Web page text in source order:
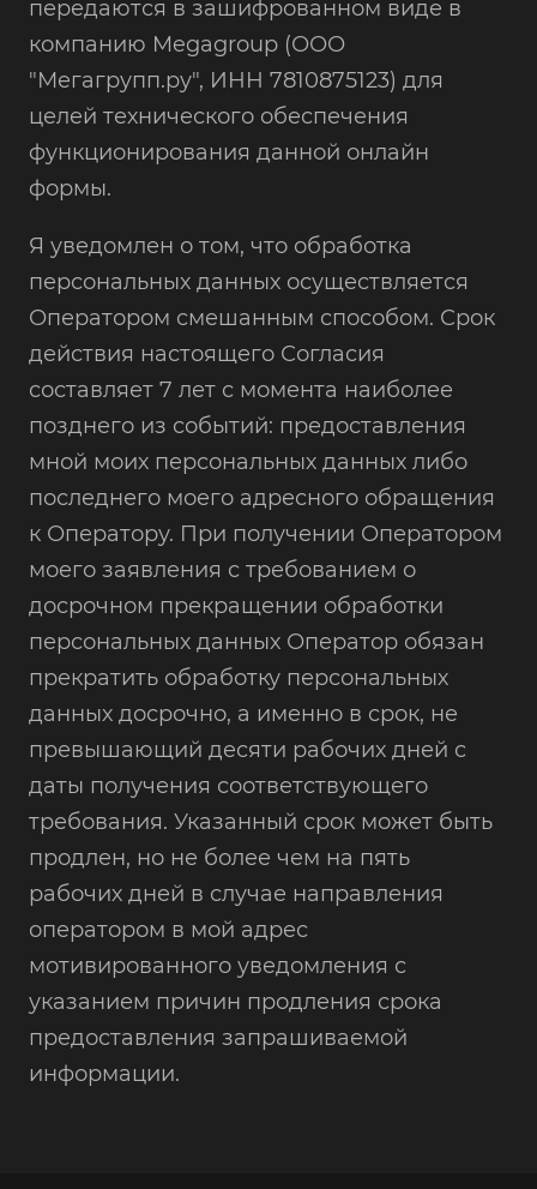
передаются в зашифрованном виде в
компанию Megagroup (ООО
"Мегагрупп.ру", ИНН 7810875123) для
целей технического обеспечения
функционирования данной онлайн
формы.
Я уведомлен о том, что обработка
персональных данных осуществляется
Оператором смешанным способом. Срок
действия настоящего Согласия
составляет 7 лет с момента наиболее
позднего из событий: предоставления
мной моих персональных данных либо
последнего моего адресного обращения
к Оператору. При получении Оператором
моего заявления с требованием о
досрочном прекращении обработки
персональных данных Оператор обязан
прекратить обработку персональных
данных досрочно, а именно в срок, не
превышающий десяти рабочих дней с
даты получения соответствующего
требования. Указанный срок может быть
продлен, но не более чем на пять
рабочих дней в случае направления
оператором в мой адрес
мотивированного уведомления с
указанием причин продления срока
предоставления запрашиваемой
информации.